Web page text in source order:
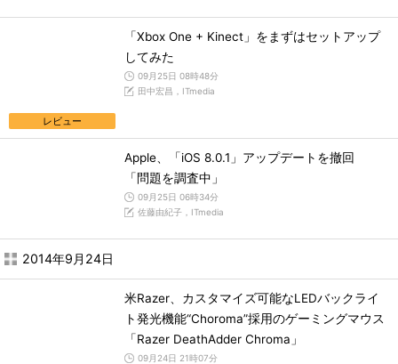
レビュー
「Xbox One + Kinect」をまずはセットアップ
してみた
09月25日 08時48分
田中宏昌，ITmedia
Apple、「iOS 8.0.1」アップデートを撤回
「問題を調査中」
09月25日 06時34分
佐藤由紀子，ITmedia
2014年9月24日
米Razer、カスタマイズ可能なLEDバックライ
ト発光機能“Choroma”採用のゲーミングマウス
「Razer DeathAdder Chroma」
09月24日 21時07分